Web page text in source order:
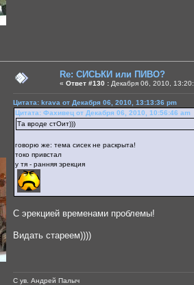
Re: СИСЬКИ или ПИВО?
« Ответ #130 : Декабря 06, 2010,
Цитата: krava от Декабря 06, 2010, 13:13:36 pm
Цитата: Фахивец от Декабря 06, 2010, 10:56:46 am
Та вроде стОит)))
говорю же: тема сисек не раскрыта!
токо привстал
у тя - ранняя эрекция
С эрекцией временами проблемы!
Видать стареем))))
С ув. Андрей Палыч